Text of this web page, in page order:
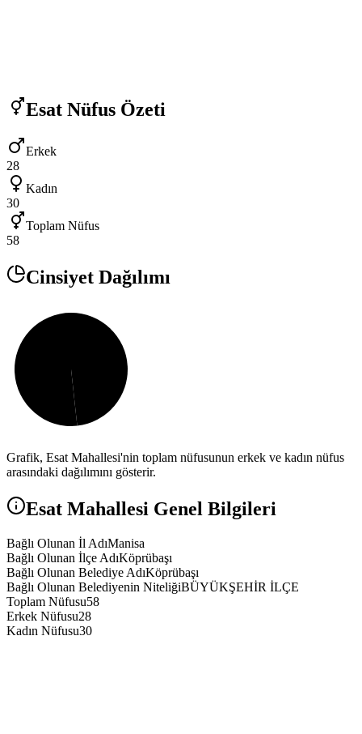
Esat Nüfus Özeti
Erkek
28
Kadın
30
Toplam Nüfus
58
Cinsiyet Dağılımı
Grafik, Esat Mahallesi'nin toplam nüfusunun erkek ve kadın nüfus
arasındaki dağılımını gösterir.
Esat Mahallesi Genel Bilgileri
Bağlı Olunan İl AdıManisa
Bağlı Olunan İlçe AdıKöprübaşı
Bağlı Olunan Belediye AdıKöprübaşı
Bağlı Olunan Belediyenin NiteliğiBÜYÜKŞEHİR İLÇE
Toplam Nüfusu58
Erkek Nüfusu28
Kadın Nüfusu30